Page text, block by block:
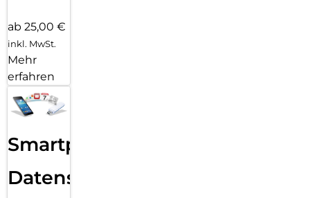
ab 25,00 €
inkl. MwSt.
Mehr
erfahren
Smartphone
Datensicherung